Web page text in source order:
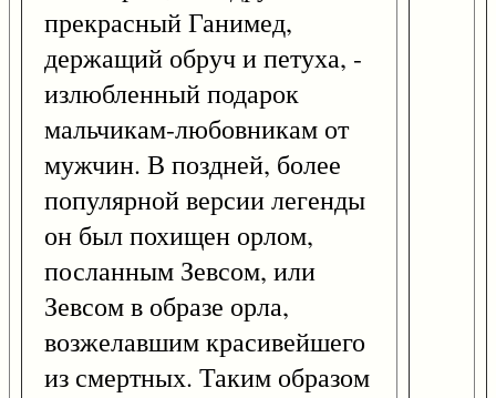
прекрасный Ганимед,
держащий обруч и петуха, -
излюбленный подарок
мальчикам-любовникам от
мужчин. В поздней, более
популярной версии легенды
он был похищен орлом,
посланным Зевсом, или
Зевсом в образе орла,
возжелавшим красивейшего
из смертных. Таким образом